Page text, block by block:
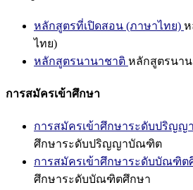
หลักสูตรที่เปิดสอน (ภาษาไทย) ห
ไทย)
หลักสูตรนานาชาติ หลักสูตรนา
การสมัครเข้าศึกษา
การสมัครเข้าศึกษาระดับปริญ
ศึกษาระดับปริญญาบัณฑิต
การสมัครเข้าศึกษาระดับบัณฑิต
ศึกษาระดับบัณฑิตศึกษา